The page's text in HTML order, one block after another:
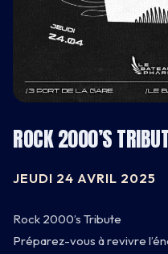
ROCK 2000’S
JEUDI 24 AVRIL 2025
Rock 2000’s Tribute
Préparez-vous à revivre